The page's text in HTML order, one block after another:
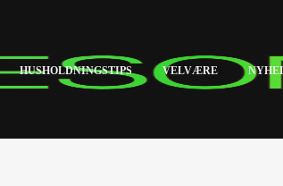
HUSHOLDNINGSTIPS VELVÆRE